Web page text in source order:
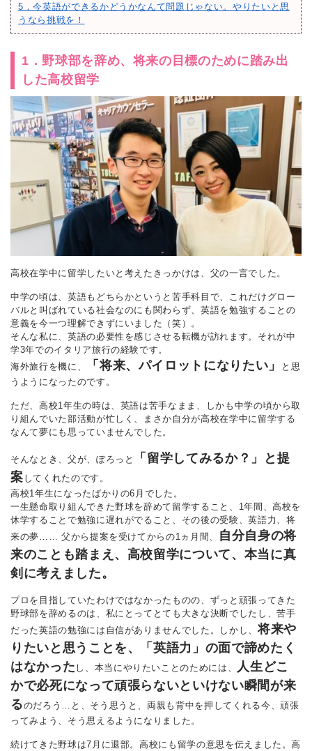
5．今英語ができるかどうかなんて問題じゃない。やりたいと思
うなら挑戦を！
1．野球部を辞め、将来の目標のために踏み出
した高校留学
高校在学中に留学したいと考えたきっかけは、父の一言でした。
中学の頃は、英語もどちらかというと苦手科目で、これだけグロー
バルと叫ばれている社会なのにも関わらず、英語を勉強することの
意義を今一つ理解できずにいました（笑）。
そんな私に、英語の必要性を感じさせる転機が訪れます。それが中
学3年でのイタリア旅行の経験です。
海外旅行を機に、
「将来、パイロットになりたい」
と思
うようになったのです。
ただ、高校1年生の時は、英語は苦手なまま、しかも中学の頃から取
り組んでいた部活動が忙しく、まさか自分が高校在学中に留学する
なんて夢にも思っていませんでした。
そんなとき、父が、ぽろっと
「留学してみるか？」と提
案 してくれたのです。
高校1年生になったばかりの6月でした。
一生懸命取り組んできた野球を辞めて留学すること、1年間、高校を
休学することで勉強に遅れがでること、その後の受験、英語力、将
来の夢…… 父から提案を受けてからの1ヵ月間、
自分自身の将
来のことも踏まえ、高校留学について、本当に真
剣に考えました。
プロを目指していたわけではなかったものの、ずっと頑張ってきた
野球部を辞めるのは、私にとってとても大きな決断でしたし、苦手
だった英語の勉強には自信がありませんでした。しかし、 将来や
りたいと思うことを、「英語力」の面で諦めたく
はなかった し、本当にやりたいことのためには、
人生どこ
かで必死になって頑張らないといけない瞬間が来
るのだろう…と、そう思うと、両親も背中を押してくれる今、頑張
ってみよう、そう思えるようになりました。
続けてきた野球は7月に退部。高校にも留学の意思を伝えました。高